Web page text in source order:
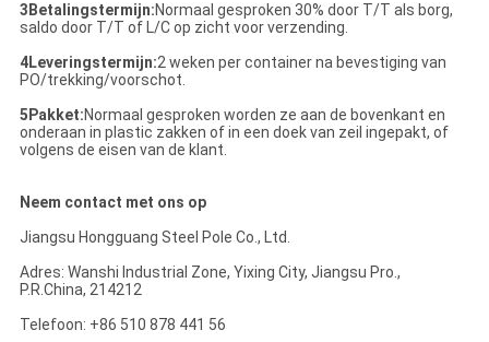
3Betalingstermijn:Normaal gesproken 30% door T/T als borg,
saldo door T/T of L/C op zicht voor verzending.
4Leveringstermijn:2 weken per container na bevestiging van
PO/trekking/voorschot.
5Pakket:Normaal gesproken worden ze aan de bovenkant en
onderaan in plastic zakken of in een doek van zeil ingepakt, of
volgens de eisen van de klant.
Neem contact met ons op
Jiangsu Hongguang Steel Pole Co., Ltd.
Adres: Wanshi Industrial Zone, Yixing City, Jiangsu Pro.,
P.R.China, 214212
Telefoon: +86 510 878 441 56